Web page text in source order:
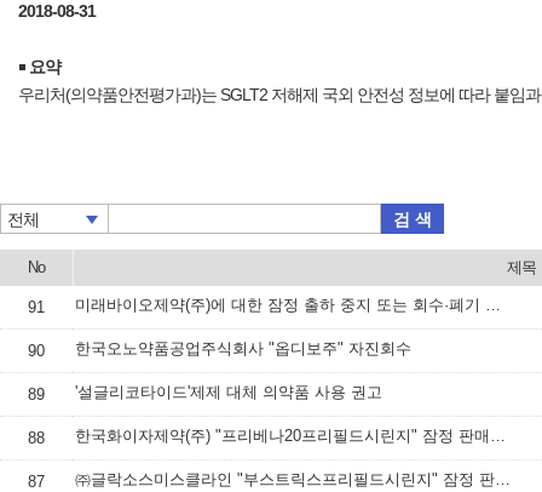
2018-08-31
￭ 요약
우리처(의약품안전평가과)는 SGLT2 저해제 국외 안전성 정보에 따라 붙임
전체 검 색
No 제목
91 미래바이오제약(주)에 대한 잠정 출하 중지 또는 회수·폐기 등 명령하고, 속보 배포
90 한국오노약품공업주식회사 "옵디보주" 자진회수
89 '설글리코타이드'제제 대체 의약품 사용 권고
88 한국화이자제약(주) "프리베나20프리필드시린지" 잠정 판매사용중지 조치
87 ㈜글락소스미스클라인 "부스트릭스프리필드시린지" 잠정 판매·사용 중지 조치